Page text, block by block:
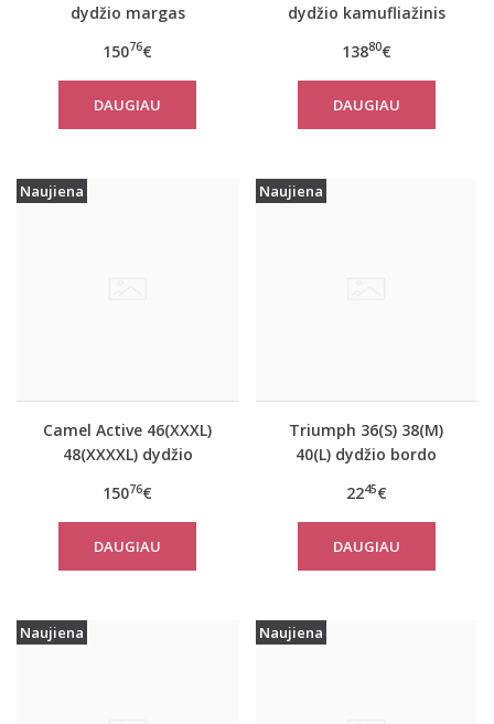
dydžio margas
paltas 310320 2501
15076€
DAUGIAU
dydžio kamufliažinis
310780
13880€
DAUGIAU
Naujiena
Camel Active 46(XXXL)
48(XXXXL) dydžio
spalvos moteriškas
paltas 310760
15076€
DAUGIAU
Naujiena
Triumph 36(S) 38(M)
40(L) dydžio bordo
palaidinė Climate
Control LSL Top Turtle
Neck
2245€
DAUGIAU
Naujiena Naujiena